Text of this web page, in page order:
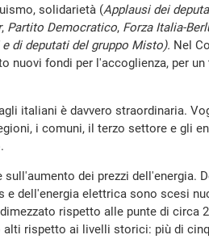
solidarietà (Applausi dei
, Partito Democratico, Forza Italia-
di deputati del gruppo Misto). Nel
nuovi fondi per l'accoglienza, per
italiani è davvero straordinaria.
i comuni, il terzo settore e gli
dei prezzi dell'energia.
e dell'energia elettrica sono scesi
rispetto alle punte di circa
alti rispetto ai livelli storici: più di